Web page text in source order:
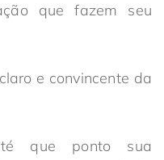
que fazem seu
e convincente da
que ponto sua